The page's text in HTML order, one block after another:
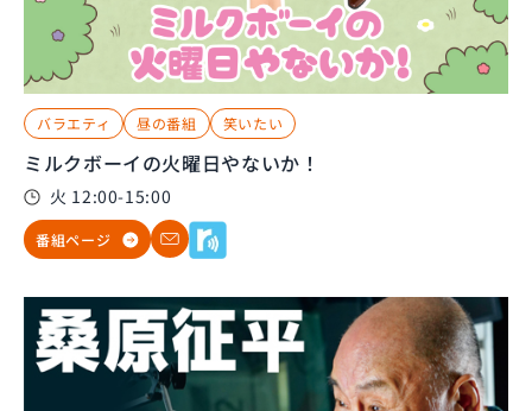
バラエティ 昼の番組 笑いたい
ミルクボーイの火曜日やないか！
火 12:00-15:00
番組ページ